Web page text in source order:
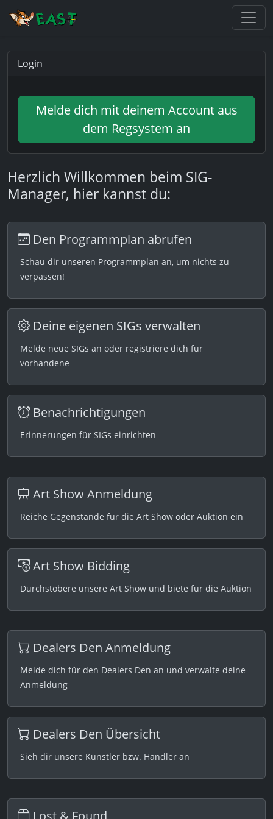
Login
Melde dich mit deinem Account aus
dem Regsystem an
Herzlich Willkommen beim SIG-
Manager, hier kannst du:
Den Programmplan abrufen
Schau dir unseren Programmplan an, um nichts zu
verpassen!
Deine eigenen SIGs verwalten
Melde neue SIGs an oder registriere dich für
vorhandene
Benachrichtigungen
Erinnerungen für SIGs einrichten
Art Show Anmeldung
Reiche Gegenstände für die Art Show oder Auktion ein
Art Show Bidding
Durchstöbere unsere Art Show und biete für die Auktion
Dealers Den Anmeldung
Melde dich für den Dealers Den an und verwalte deine
Anmeldung
Dealers Den Übersicht
Sieh dir unsere Künstler bzw. Händler an
Lost & Found